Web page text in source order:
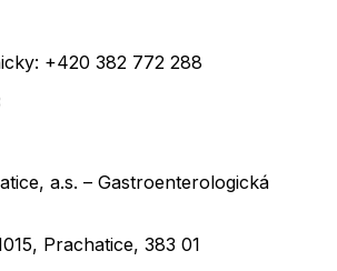
+420 382 772 288
a.s. – Gastroenterologická
Prachatice, 383 01